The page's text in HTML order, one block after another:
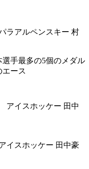
ラアルペンスキー 村
手最多の5個のメダル
エース
イスホッケー 田中豪